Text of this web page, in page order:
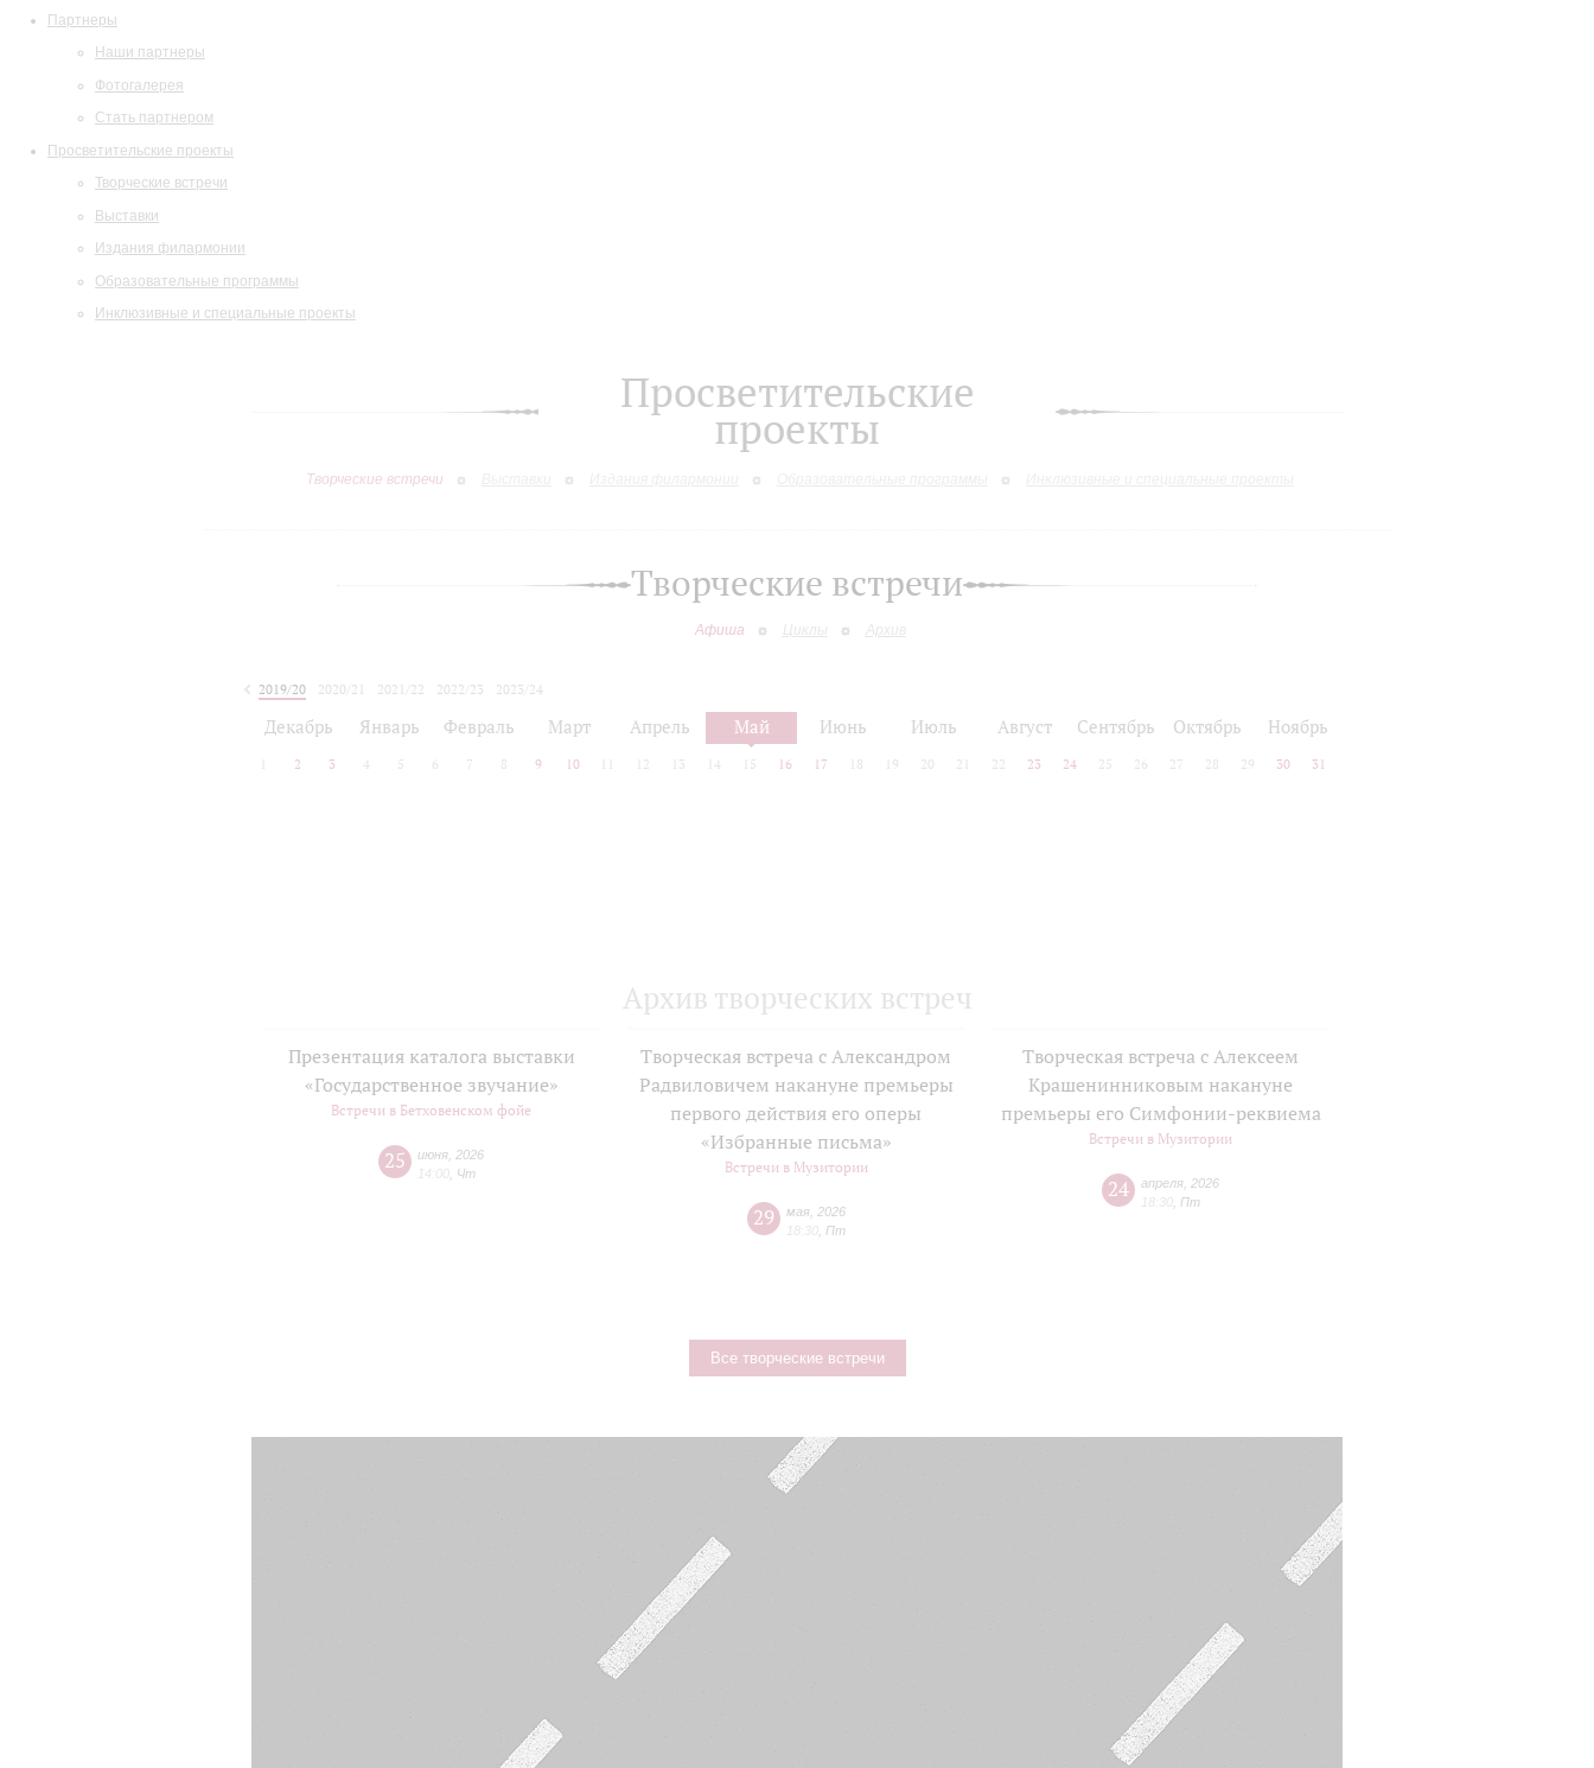
Партнеры
Наши партнеры
Фотогалерея
Стать партнером
Просветительские проекты
Творческие встречи
Выставки
Издания филармонии
Образовательные программы
Инклюзивные и специальные проекты
Просветительские
проекты
Творческие встречи
Творческие встречи
Афиша Циклы Архив
2019/20 2020/21 2021/22 2022/23
2023/24
Декабрь Январь Февраль Март Апрель Май Июнь Июль Август Сентябрь Октябрь Ноябрь
2 3 4 5 6 7 8 9 10 12 13 14 15 16 17 18 19 20 21 22 23 24 25 26 27 28 29 30 31
Архив творческих встреч
Презентация каталога выставки
«Государственное звучание»
Встречи в Бетховенском фойе
25 июня 2026
14:00 Чт
Творческая встреча с Александром
Радвиловичем накануне премьеры
первого действия его оперы
«Избранные письма»
Встречи в Музитории
29 мая, 2026
18:30, Пт
Творческая встреча с Алексеем
Крашенинниковым накануне
премьеры его Симфонии-реквиема
Встречи в Музитории
24 апреля 2026
18:30 Пт
Все творческие встречи